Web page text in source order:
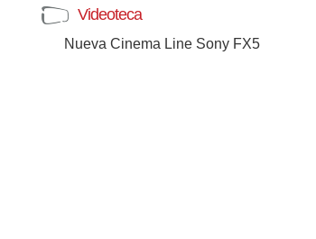
Videoteca
Nueva Cinema Line Sony FX5